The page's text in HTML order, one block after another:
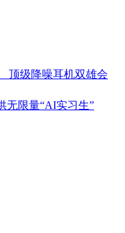
顶级降噪耳机双雄会
无限量“AI实习生”